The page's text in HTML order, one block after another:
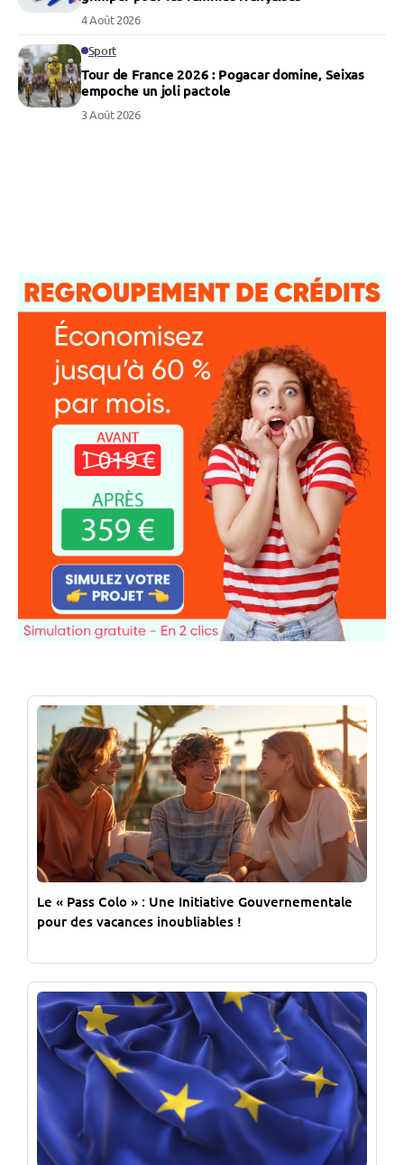
4 Août 2026
Sport
Tour de France 2026 : Pogacar domine, Seixas
empoche un joli pactole
3 Août 2026
Le « Pass Colo » : Une Initiative Gouvernementale
pour des vacances inoubliables !